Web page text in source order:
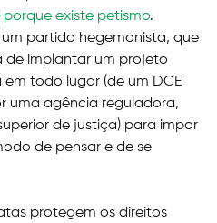
porque existe petismo.
partido hegemonista, que
de implantar um projeto
todo lugar (de um DCE
uma agência reguladora,
de justiça) para impor
de pensar e de se
protegem os direitos